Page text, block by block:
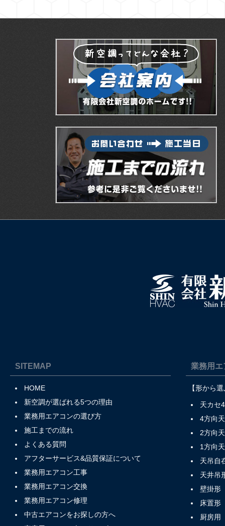
SITEMAP
HOME
新空調が選ばれる5つの理由
業務用エアコンの選び方
施工までの流れ
よくある質問
アフターサービス&品質保証について
業務用エアコン工事
業務用エアコン交換
業務用エアコン修理
中古エアコンをお探しの方へ
業務用エ
【形から
天カセ
4方向
2方向
1方向
天吊自
天井吊
壁掛形
床置形
厨房用